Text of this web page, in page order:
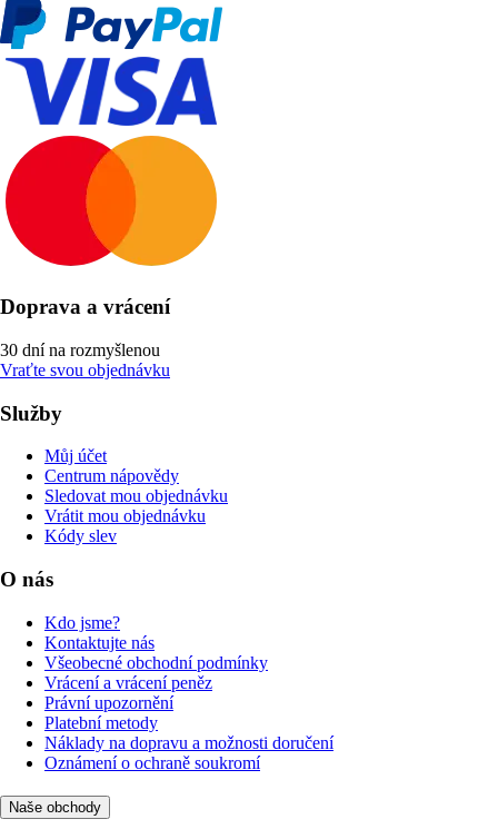
Doprava a vrácení
30 dní na rozmyšlenou
Vraťte svou objednávku
Služby
Můj účet
Centrum nápovědy
Sledovat mou objednávku
Vrátit mou objednávku
Kódy slev
O nás
Kdo jsme?
Kontaktujte nás
Všeobecné obchodní podmínky
Vrácení a vrácení peněz
Právní upozornění
Platební metody
Náklady na dopravu a možnosti doručení
Oznámení o ochraně soukromí
Naše obchody